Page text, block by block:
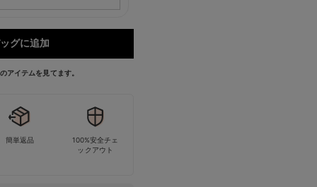
グに追加
アイテムを見てます。
簡単返品
100%安全チェ
ックアウト